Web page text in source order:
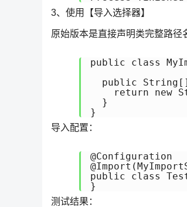
3、使用【导入选择器】
原始版本是直接声明类完整路径
public class
public
return new
  }
}
导入配置：
@Configuration
public class
}
测试结果：